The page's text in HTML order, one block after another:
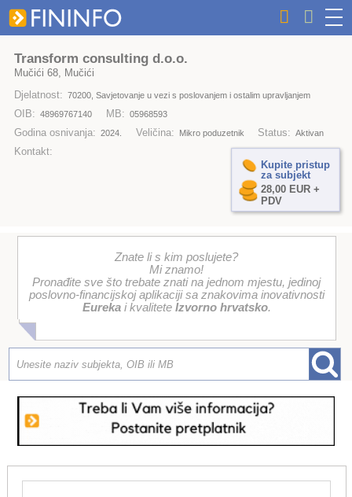
Transform consulting d.o.o.
Mučići 68, Mučići
Djelatnost: 70200, Savjetovanje u vezi s poslovanjem i ostalim upravljanjem
OIB: 48969767140 MB: 05968593
Godina osnivanja: 2024. Veličina: Mikro poduzetnik Status: Aktivan
Kontakt:
Kupite pristup
za subjekt
28,00 EUR +
PDV
Znate li s kim poslujete?
Mi znamo!
Pronađite sve što trebate znati na jednom mjestu, jedinoj
poslovno-financijskoj aplikaciji sa znakovima inovativnosti
Eurekai kvalitete Izvorno hrvatsko.